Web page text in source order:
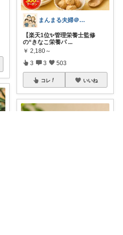
まんまる夫婦＠３兄弟子育て経由購入パパ
【楽天1位✨管理栄養士監修
の“きなこ栄養パ ...
￥ 2,180～
3 3 503
コレ いいね